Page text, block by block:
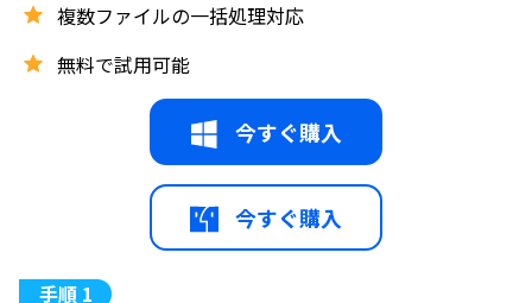
複数ファイルの一括処理対応
無料で試用可能
今すぐ購入
今すぐ購入